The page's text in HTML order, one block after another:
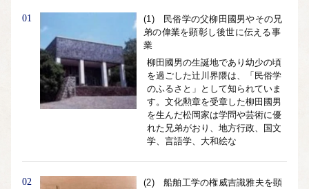
01
(1) 民俗学の父柳田國男やその兄
弟の偉業を顕彰し後世に伝える事
業
柳田國男の生誕地であり幼少の頃
を過ごした辻川界隈は、「民俗学
のふるさと」として知られていま
す。文化勲章を受章した柳田國男
を生んだ松岡家は学問や芸術に優
れた兄弟がおり、地方行政、国文
学、言語学、大和絵な
02
(2) 船舶工学の権威吉識雅夫を顕